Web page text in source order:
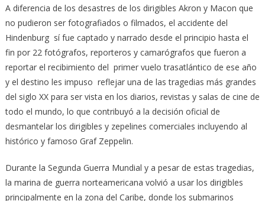
A diferencia de los desastres de los dirigibles Akron y Macon que
no pudieron ser fotografiados o filmados, el accidente del
Hindenburg sí fue captado y narrado desde el principio hasta el
fin por 22 fotógrafos, reporteros y camarógrafos que fueron a
reportar el recibimiento del primer vuelo trasatlántico de ese año
y el destino les impuso reflejar una de las tragedias más grandes
del siglo XX para ser vista en los diarios, revistas y salas de cine de
todo el mundo, lo que contribuyó a la decisión oficial de
desmantelar los dirigibles y zepelines comerciales incluyendo al
histórico y famoso Graf Zeppelin.
Durante la Segunda Guerra Mundial y a pesar de estas tragedias,
la marina de guerra norteamericana volvió a usar los dirigibles
principalmente en la zona del Caribe, donde los submarinos